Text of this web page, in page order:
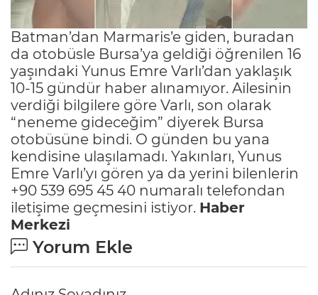
Batman’dan Marmaris’e giden, buradan
da otobüsle Bursa’ya geldiği öğrenilen 16
yaşındaki Yunus Emre Varlı’dan yaklaşık
10-15 gündür haber alınamıyor. Ailesinin
verdiği bilgilere göre Varlı, son olarak
“neneme gideceğim” diyerek Bursa
otobüsüne bindi. O günden bu yana
kendisine ulaşılamadı. Yakınları, Yunus
Emre Varlı’yı gören ya da yerini bilenlerin
+90 539 695 45 40 numaralı telefondan
iletişime geçmesini istiyor. Haber
Merkezi
Yorum Ekle